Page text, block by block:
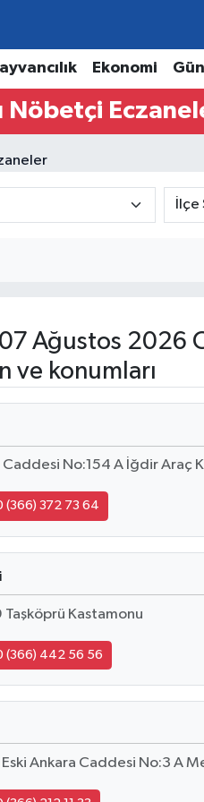
Ekonomi
Nöbetçi
07 Ağustos 2026
ve konumları
No:154 A İğdir Araç
(366) 372 73 64
Taşköprü Kastamonu
(366) 442 56 56
Ankara Caddesi No:3 A